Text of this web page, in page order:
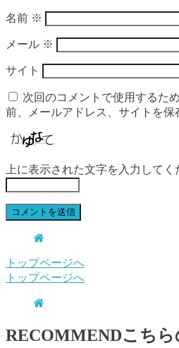
名前 ※
メール ※
サイト
次回のコメントで使用するた
前、メールアドレス、サイトを保
上に表示された文字を入力してく
トップページへ
トップページへ
RECOMMENDこち